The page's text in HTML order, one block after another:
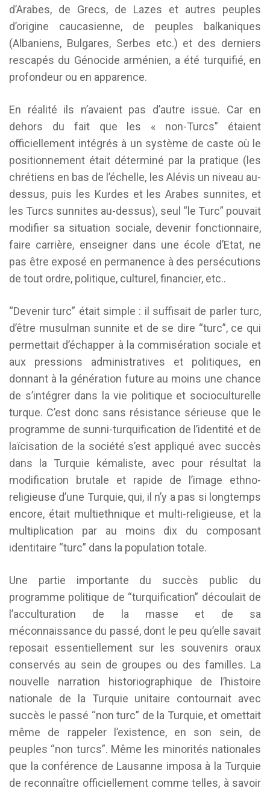
d’Arabes, de Grecs, de Lazes et autres peuples
d’origine caucasienne, de peuples balkaniques
(Albaniens, Bulgares, Serbes etc.) et des derniers
rescapés du Génocide arménien, a été turquifié, en
profondeur ou en apparence.
En réalité ils n’avaient pas d’autre issue. Car en
dehors du fait que les « non-Turcs” étaient
officiellement intégrés à un système de caste où le
positionnement était déterminé par la pratique (les
chrétiens en bas de l’échelle, les Alévis un niveau au-
dessus, puis les Kurdes et les Arabes sunnites, et
les Turcs sunnites au-dessus), seul “le Turc” pouvait
modifier sa situation sociale, devenir fonctionnaire,
faire carrière, enseigner dans une école d’Etat, ne
pas être exposé en permanence à des persécutions
de tout ordre, politique, culturel, financier, etc..
“Devenir turc” était simple : il suffisait de parler turc,
d’être musulman sunnite et de se dire “turc”, ce qui
permettait d’échapper à la commisération sociale et
aux pressions administratives et politiques, en
donnant à la génération future au moins une chance
de s’intégrer dans la vie politique et socioculturelle
turque. C’est donc sans résistance sérieuse que le
programme de sunni-turquification de l’identité et de
laïcisation de la société s’est appliqué avec succès
dans la Turquie kémaliste, avec pour résultat la
modification brutale et rapide de l’image ethno-
religieuse d’une Turquie, qui, il n’y a pas si longtemps
encore, était multiethnique et multi-religieuse, et la
multiplication par au moins dix du composant
identitaire “turc” dans la population totale.
Une partie importante du succès public du
programme politique de “turquification” découlait de
l’acculturation de la masse et de sa
méconnaissance du passé, dont le peu qu’elle savait
reposait essentiellement sur les souvenirs oraux
conservés au sein de groupes ou des familles. La
nouvelle narration historiographique de l’histoire
nationale de la Turquie unitaire contournait avec
succès le passé “non turc” de la Turquie, et omettait
même de rappeler l’existence, en son sein, de
peuples “non turcs”. Même les minorités nationales
que la conférence de Lausanne imposa à la Turquie
de reconnaître officiellement comme telles, à savoir